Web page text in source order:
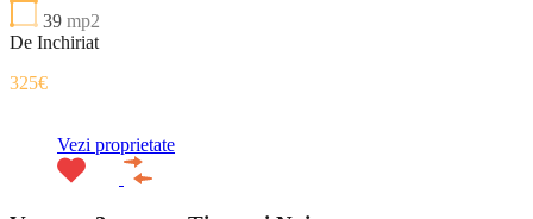
39 mp2
De Inchiriat
325€
Vezi proprietate